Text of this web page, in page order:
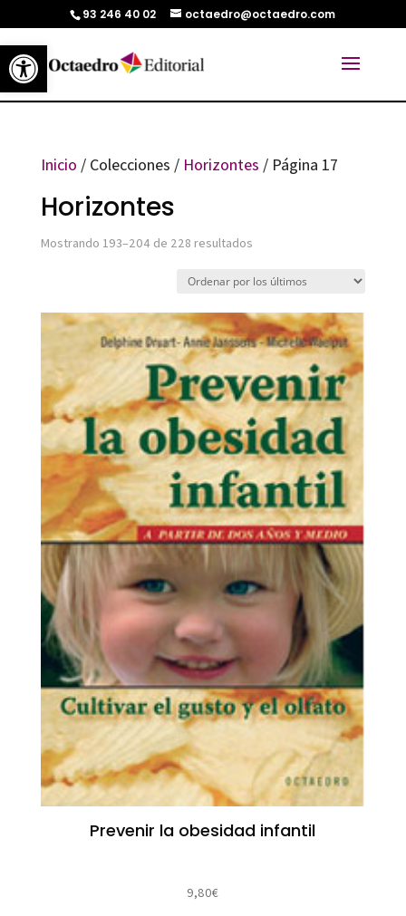
Abrir barra de herramientas
93 246 40 02 octaedro@octaedro.com
Inicio / Colecciones / Horizontes / Página 17
Horizontes
Mostrando 193–204 de 228 resultadosOrdenado
últimos
Prevenir la obesidad infantil
9,80€